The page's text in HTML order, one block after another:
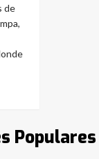
de
Populares
de Cereales de
anticipa que
y heladas,
detenidos por
de
sábado